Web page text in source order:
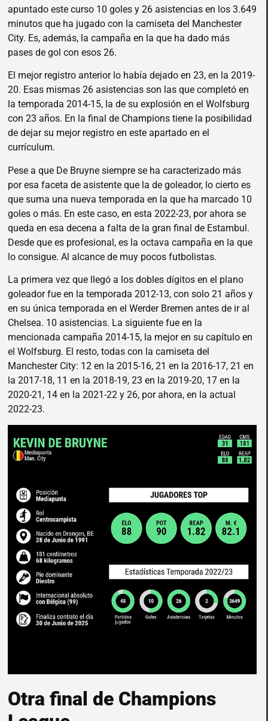
apuntado este curso 10 goles y 26 asistencias en los 3.649
minutos que ha jugado con la camiseta del Manchester
City. Es, además, la campaña en la que ha dado más
pases de gol con esos 26.
El mejor registro anterior lo había dejado en 23, en la 2019-
20. Esas mismas 26 asistencias son las que completó en
la temporada 2014-15, la de su explosión en el Wolfsburg
con 23 años. En la final de Champions tiene la posibilidad
de dejar su mejor registro en este apartado en el
currículum.
Pese a que De Bruyne siempre se ha caracterizado más
por esa faceta de asistente que la de goleador, lo cierto es
que suma una nueva temporada en la que ha marcado 10
goles o más. En este caso, en esta 2022-23, por ahora se
queda en esa decena a falta de la gran final de Estambul.
Desde que es profesional, es la octava campaña en la que
lo consigue. Al alcance de muy pocos futbolistas.
La primera vez que llegó a los dobles dígitos en el plano
goleador fue en la temporada 2012-13, con solo 21 años y
en su única temporada en el Werder Bremen antes de ir al
Chelsea. 10 asistencias. La siguiente fue en la
mencionada campaña 2014-15, la mejor en su capítulo en
el Wolfsburg. El resto, todas con la camiseta del
Manchester City: 12 en la 2015-16, 21 en la 2016-17, 21 en
la 2017-18, 11 en la 2018-19, 23 en la 2019-20, 17 en la
2020-21, 14 en la 2021-22 y 26, por ahora, en la actual
2022-23.
Otra final de Champions